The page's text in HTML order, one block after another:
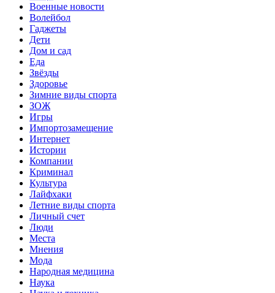
Военные новости
Волейбол
Гаджеты
Дети
Дом и сад
Еда
Звёзды
Здоровье
Зимние виды спорта
ЗОЖ
Игры
Импортозамещение
Интернет
Истории
Компании
Криминал
Культура
Лайфхаки
Летние виды спорта
Личный счет
Люди
Места
Мнения
Мода
Народная медицина
Наука